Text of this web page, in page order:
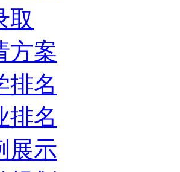
取
方案
排名
排名
展示